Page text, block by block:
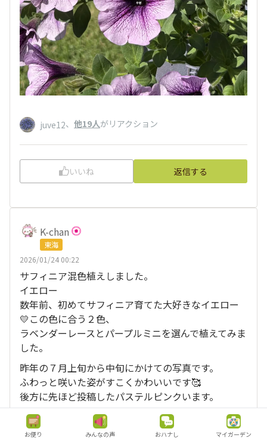
juve12、 他19人がリアクション
いいね 返信する
K-chan
東海
2026/01/24 00:22
サフィニア混色植えしました。
イエロー
数年前、初めてサフィニア育てた大好きなイエロー
💛この色に合う２色、
ラベンダーレースとパープルミニを選んで植えてみま
した。
昨年の７月上旬から中旬にかけての写真です。
ふわっと咲いた姿がすこくかわいいです🥰
後方に先ほど投稿したパステルピンクいます。
今年はどの色にしようかな？
楽しみです😊💞
お便り みんなの声 おハナし マイガーデン